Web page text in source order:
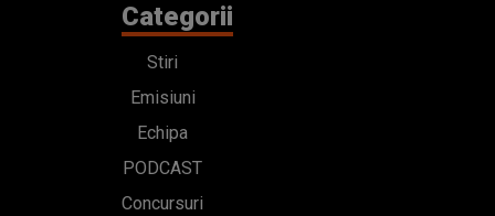
Categorii
Stiri
Emisiuni
Echipa
PODCAST
Concursuri